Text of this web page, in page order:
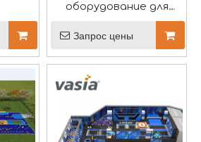
китайской культуры Фестиваль
оборудование для
дошкольных игровых
площадок
Запрос цены